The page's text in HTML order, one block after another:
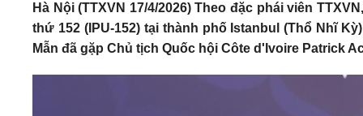
Hà Nội (TTXVN 17/4/2026) Theo đặc phái viên
thứ 152 (IPU-152) tại thành phố Istanbul (Thổ Nhĩ
Mẫn đã gặp Chủ tịch Quốc hội Côte d'Ivoire Patrick